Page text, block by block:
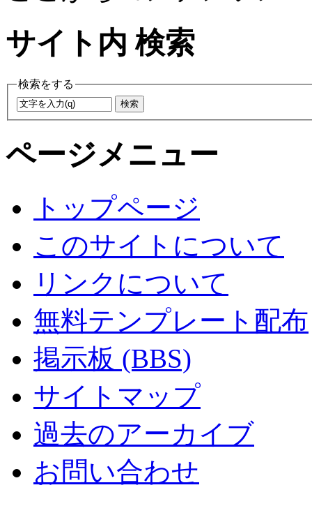
サイト内 検索
検索をする
ページメニュー
トップページ
このサイトについて
リンクについて
無料テンプレート配布
掲示板 (BBS)
サイトマップ
過去のアーカイブ
お問い合わせ